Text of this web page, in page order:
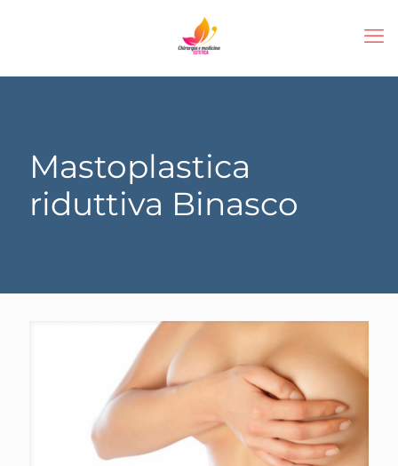
Mastoplastica
riduttiva Binasco